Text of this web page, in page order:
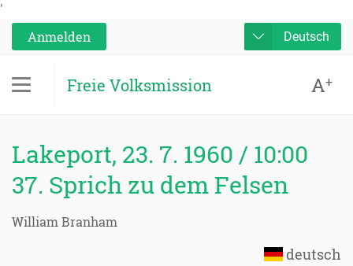
'
Anmelden
Deutsch
Freie Volksmission A+
Lakeport, 23. 7. 1960 / 10:00
37. Sprich zu dem Felsen
William Branham
deutsch